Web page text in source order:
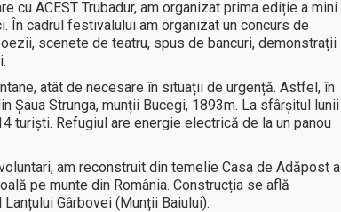
cu ACEST Trubadur, am organizat prima ediție a mini
În cadrul festivalului am organizat un concurs de
scenete de teatru, spus de bancuri, demonstrații
atât de necesare în situații de urgență. Astfel, în
Șaua Strunga, munții Bucegi, 1893m. La sfârșitul lunii
turiști. Refugiul are energie electrică de la un panou
am reconstruit din temelie Casa de Adăpost a
pe munte din România. Construcția se află
Gârbovei (Munții Baiului).